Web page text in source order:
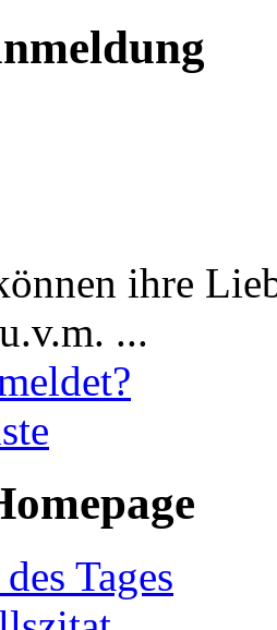
ihre
...
Tages